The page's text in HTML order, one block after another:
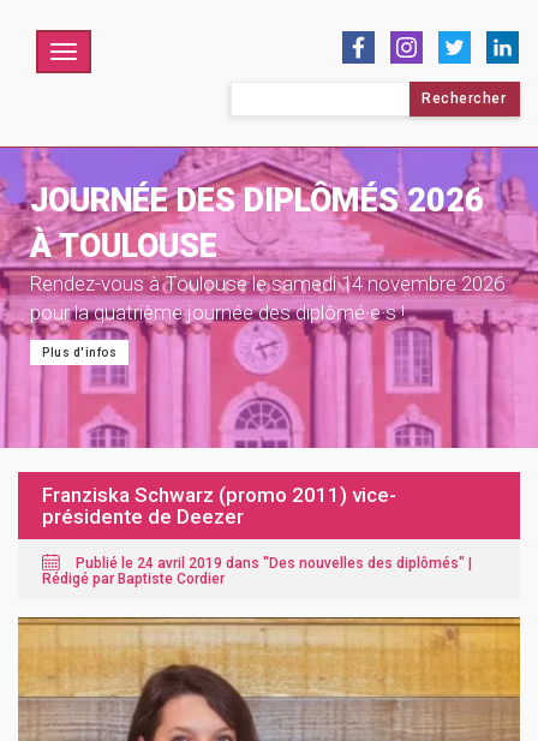
Menu
JOURNÉE DES DIPLÔMÉS 2026
À TOULOUSE
Rendez-vous à Toulouse le samedi 14 novembre 2026
pour la quatrième journée des diplômé·e·s !
Plus d'infos
Franziska Schwarz (promo 2011) vice-
présidente de Deezer
Publié le 24 avril 2019 dans "Des nouvelles des diplômés" |
Rédigé par Baptiste Cordier